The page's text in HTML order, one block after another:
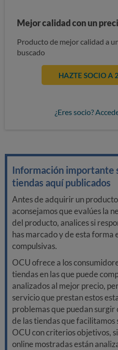
Mejor calidad con un
Producto de mejor calidad a
buscado
HAZTE SOCIO A
¿Eres socio?
Información importante
tiendas aquí publicados
Antes de adquirir un
aconsejamos que evalúes la
del producto, analices si
has marcado y de esta forma
compulsivas.
OCU ofrece a los
tiendas en las que puede
analizados al mejor precio,
servicio que prestan estos
problemas que puedan surgir
de las tiendas que facilitamos
OCU con criterios objetivos,
online mostradas están